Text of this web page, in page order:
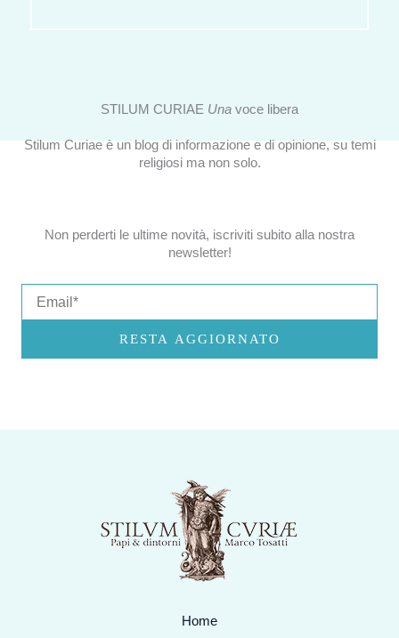
STILUM CURIAE Una voce libera
Stilum Curiae è un blog di informazione e di opinione, su temi
religiosi ma non solo.
Non perderti le ultime novità, iscriviti subito alla nostra
newsletter!
RESTA AGGIORNATO
Home